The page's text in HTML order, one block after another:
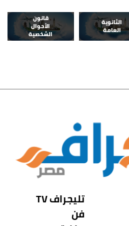
الثانوية
العامة
قانون
الأحوال
الشخصية
تليجراف TV
فن